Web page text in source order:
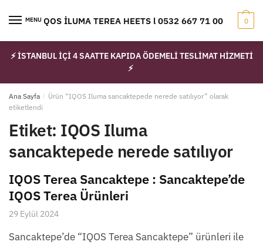
MENUIQOS İLUMA TEREA HEETS l 0532 667 71 00 0
⚡ İSTANBUL İÇİ 4 SAATTE KAPIDA ÖDEMELİ TESLİMAT HİZMETİ
⚡
Ana Sayfa / Ürün “IQOS Iluma sancaktepede nerede satılıyor” olarak
etiketlendi
Etiket: IQOS Iluma
sancaktepede nerede satılıyor
IQOS Terea Sancaktepe : Sancaktepe’de
IQOS Terea Ürünleri
29 Eylül 2024
Sancaktepe’de “IQOS Terea Sancaktepe” ürünleri ile